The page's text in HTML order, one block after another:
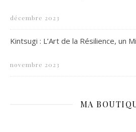
décembre 2023
Kintsugi : L’Art de la Résilience, un
novembre 2023
MA